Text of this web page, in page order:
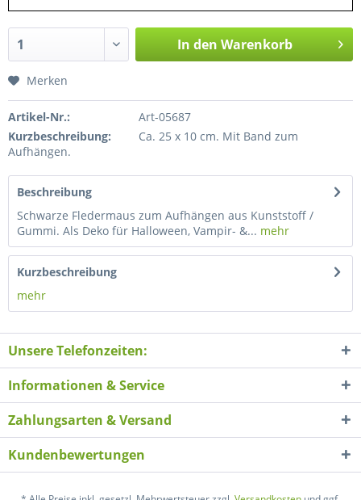
In den Warenkorb
Merken
Artikel-Nr.:
Art-05687
Kurzbeschreibung:
Ca. 25 x 10 cm. Mit Band zum
Aufhängen.
Beschreibung
Schwarze Fledermaus zum Aufhängen aus Kunststoff /
Gummi. Als Deko für Halloween, Vampir- &... mehr
Kurzbeschreibung
mehr
Unsere Telefonzeiten:
Informationen & Service
Zahlungsarten & Versand
Kundenbewertungen